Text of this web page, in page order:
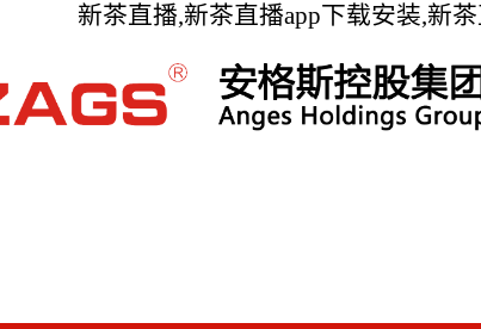
新茶直播,新茶直播app下载安装,新